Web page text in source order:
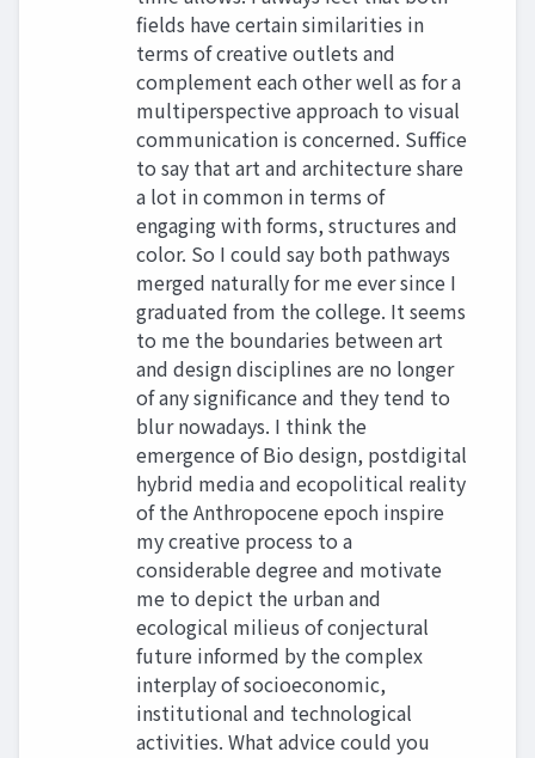
fields have certain similarities in
terms of creative outlets and
complement each other well as for a
multiperspective approach to visual
communication is concerned. Suffice
to say that art and architecture share
a lot in common in terms of
engaging with forms, structures and
color. So I could say both pathways
merged naturally for me ever since I
graduated from the college. It seems
to me the boundaries between art
and design disciplines are no longer
of any significance and they tend to
blur nowadays. I think the
emergence of Bio design, postdigital
hybrid media and ecopolitical reality
of the Anthropocene epoch inspire
my creative process to a
considerable degree and motivate
me to depict the urban and
ecological milieus of conjectural
future informed by the complex
interplay of socioeconomic,
institutional and technological
activities. What advice could you